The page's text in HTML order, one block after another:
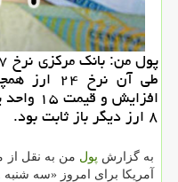
طی آن
۸ ارز دیگر باز ثابت بود.
به گزارش پول من به نقل از